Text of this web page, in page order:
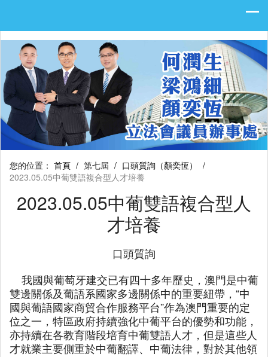
您的位置： 首頁 / 第七屆 / 口頭質詢（顏奕恆）
/
2023.05.05中葡雙語複合型人才培養
2023.05.05中葡雙語複合型人
才培養
口頭質詢
我國與葡萄牙建交已有四十多年歷史，澳門是中葡
雙邊關係及葡語系國家多邊關係中的重要紐帶，“中
國與葡語國家商貿合作服務平台”作為澳門重要的定
位之一，特區政府持續強化中葡平台的優勢和功能，
亦持續在各教育階段培育中葡雙語人才，但是這些人
才就業主要側重於中葡翻譯、中葡法律，對於其他領